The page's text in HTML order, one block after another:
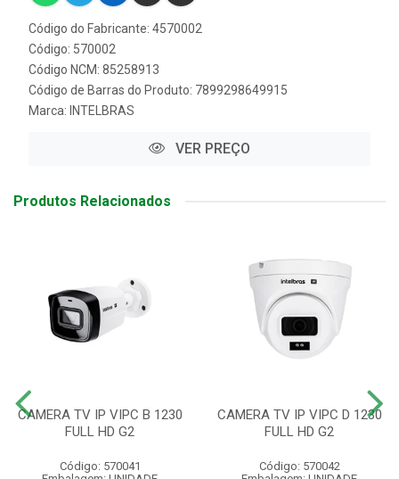
Código do Fabricante: 4570002
Código: 570002
Código NCM: 85258913
Código de Barras do Produto: 7899298649915
Marca: INTELBRAS
VER PREÇO
Produtos Relacionados
CAMERA TV IP VIPC B 1230
FULL HD G2
Código: 570041
CAMERA TV IP VIPC D 1230
FULL HD G2
Código: 570042